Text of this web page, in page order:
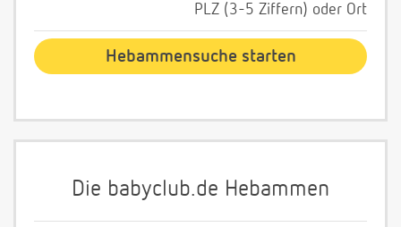
PLZ (3-5 Ziffern) oder Ort
Die babyclub.de Hebammen